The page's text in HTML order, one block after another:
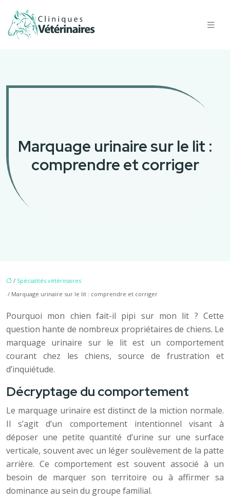
Marquage urinaire sur le lit :
comprendre et corriger
/ Spécialités vétérinaires
/ Marquage urinaire sur le lit : comprendre et corriger
Pourquoi mon chien fait-il pipi sur mon lit ? Cette
question hante de nombreux propriétaires de chiens. Le
marquage urinaire sur le lit est un comportement
courant chez les chiens, source de frustration et
d’inquiétude.
Décryptage du comportement
Le marquage urinaire est distinct de la miction normale.
Il s’agit d’un comportement intentionnel visant à
déposer une petite quantité d’urine sur une surface
verticale, souvent avec un léger soulèvement de la patte
arrière. Ce comportement est souvent associé à un
besoin de marquer son territoire ou à affirmer sa
dominance au sein du groupe familial.